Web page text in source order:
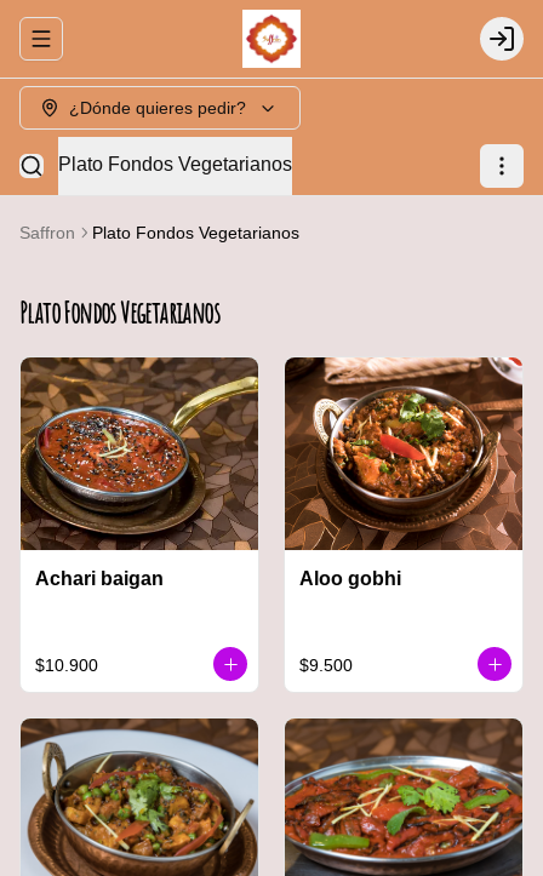
Abrir menu de navegación Login
¿Dónde quieres pedir?
Plato Fondos Vegetarianos
Saffron Plato Fondos Vegetarianos
Plato Fondos Vegetarianos
Achari baigan
$10.900
Aloo gobhi
$9.500